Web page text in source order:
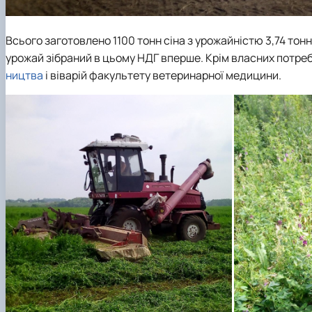
Всього заготовлено 1100 тонн сіна з урожайністю 3,74
урожай зібраний в цьому НДГ вперше. Крім власних
ництва і віварійфакультету ветеринарної медицини.